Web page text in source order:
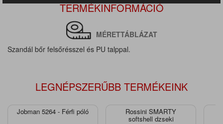
TERMÉKINFORMÁCIÓ
MÉRETTÁBLÁZAT
Szandál bőr felsőrésszel és PU talppal.
LEGNÉPSZERŰBB TERMÉKEINK
Jobman 5264 - Férfi póló Rossini SMARTY
softshell dzseki